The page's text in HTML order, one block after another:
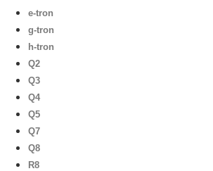
e-tron
g-tron
h-tron
Q2
Q3
Q4
Q5
Q7
Q8
R8